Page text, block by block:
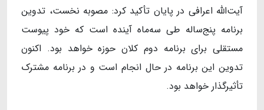
آیت‌الله اعرافی در پایان تأکید کرد: مصوبه نخست، تدوین
برنامه پنج‌ساله طی سه‌ماه آینده است که خود پیوست
مستقلی برای برنامه دوم کلان حوزه خواهد بود. اکنون
تدوین این برنامه در حال انجام است و در برنامه مشترک
تأثیرگذار خواهد بود.